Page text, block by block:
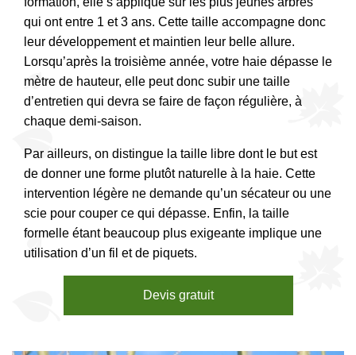
qui ont entre 1 et 3 ans. Cette taille accompagne donc
leur développement et maintien leur belle allure.
Lorsqu’après la troisième année, votre haie dépasse le
mètre de hauteur, elle peut donc subir une taille
d’entretien qui devra se faire de façon régulière, à
chaque demi-saison.
Par ailleurs, on distingue la taille libre dont le but est
de donner une forme plutôt naturelle à la haie. Cette
intervention légère ne demande qu’un sécateur ou une
scie pour couper ce qui dépasse. Enfin, la taille
formelle étant beaucoup plus exigeante implique une
utilisation d’un fil et de piquets.
Devis gratuit